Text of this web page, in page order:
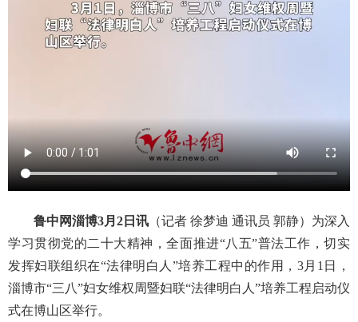
鲁中网淄博3月2日讯 （记者 徐梦迪 通讯员 郭静）为深入
学习贯彻党的二十大精神，全面推进“八五”普法工作，切实
发挥妇联组织在“法律明白人”培养工程中的作用，3月1日，
淄博市“三八”妇女维权周暨妇联“法律明白人”培养工程启动仪
式在博山区举行。